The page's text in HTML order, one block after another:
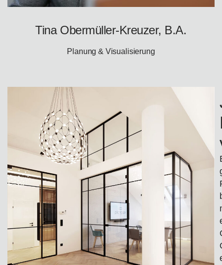
Tina Obermüller-Kreuzer, B.A.
Planung & Visualisierung